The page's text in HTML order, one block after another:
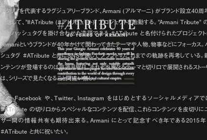
イタリアを代表するラグジュアリーブランド、Armani (アルマーニ) がブランド設立40周
記念して、”#ATribute (#アトリビュート)” プロジェクトを始動する。”Armani Tribute”
語とハッシュタグを掛け合わせた造語である #ATribute と名付けられたプロジェクト
Armaniというブランドが40年かけて関わってきたテーマや人物、物事などにフォーカス。
シュタグ #ATribute と共にSNSを通してブランドのこれまでの軌跡を再考している。
ンテンツが登場するのは毎週月曜日。それぞれ異なるテーマと切り口で展開されるストー
は、シリーズで見たくなること間違い無し。
また Facebook や、Twitter、Instagram をはじめとするソーシャルメディアで
#ATribute の切り口からスペシャルなコンテンツを配信、これらコンテンツを皮切りに
ザー間の情報共有も期待出来る。Armani にとって記念すべき年である2015年
#ATribute と共に祝いたい。